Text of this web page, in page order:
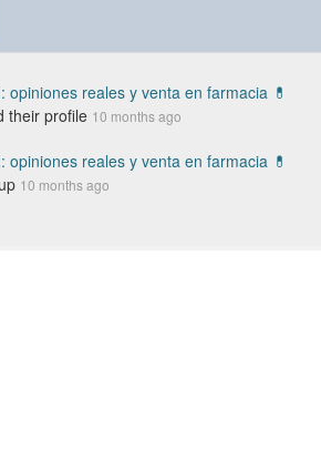
opiniones reales y venta en farmacia 💊
their profile 10 months ago
opiniones reales y venta en farmacia 💊
10 months ago